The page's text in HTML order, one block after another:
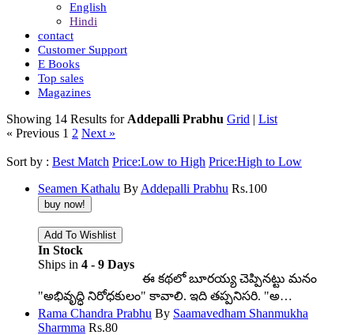
English
Hindi
contact
Customer Support
E Books
Top sales
Magazines
Showing 14 Results for Addepalli Prabhu Grid | List
« Previous 1 2 Next »
Sort by : Best Match Price:Low to High Price:High to Low
Seamen Kathalu By Addepalli Prabhu Rs.100
In Stock
Ships in 4 - 9 Days
ఈ కథలో బూరయ్య చెప్పినట్టు మనం
"అభివృద్ధి నిరోధకులం" కావాలి. ఇది తప్పనిసరి. "అ…
Rama Chandra Prabhu By Saamavedham Shanmukha
Sharmma Rs.80